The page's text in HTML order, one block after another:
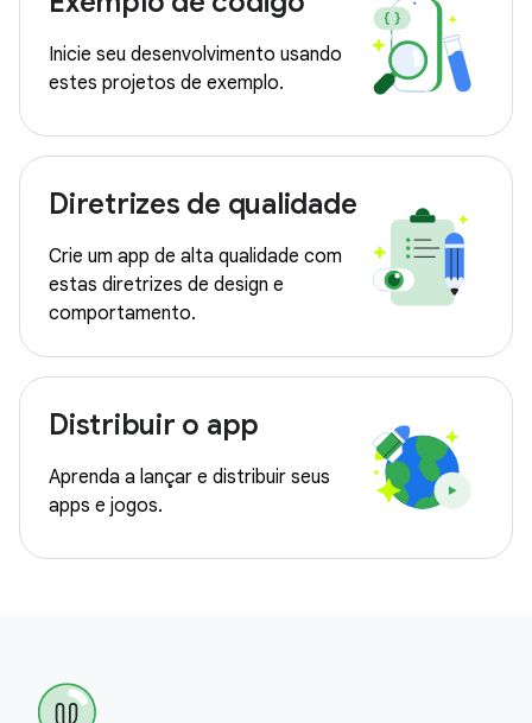
Inicie seu desenvolvimento usando
estes projetos de exemplo.
Diretrizes de qualidade
Crie um app de alta qualidade com
estas diretrizes de design e
comportamento.
Distribuir o app
Aprenda a lançar e distribuir seus
apps e jogos.